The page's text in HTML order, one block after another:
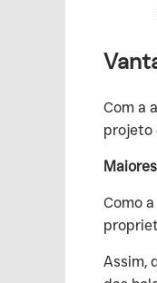
‍Com a
projeto
‍Como
‍Assim,